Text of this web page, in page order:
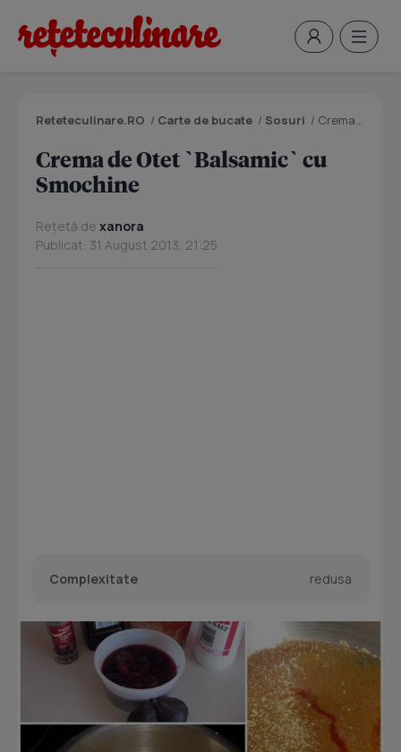
Reteteculinare.RO / Carte de bucate / Sosuri / Crema de Otet `Balsamic` cu Smochine
Crema de Otet `Balsamic` cu
Smochine
Rețetă de xanora
Publicat: 31 August 2013, 21:25
Complexitate redusa